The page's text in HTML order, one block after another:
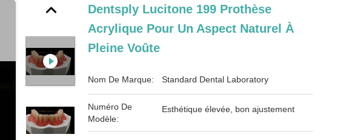
Dentsply Lucitone 199 Prothèse
Acrylique Pour Un Aspect Naturel À
Pleine Voûte
Nom De Marque: Standard Dental Laboratory
Numéro De
Modèle:
Esthétique élevée, bon ajustement